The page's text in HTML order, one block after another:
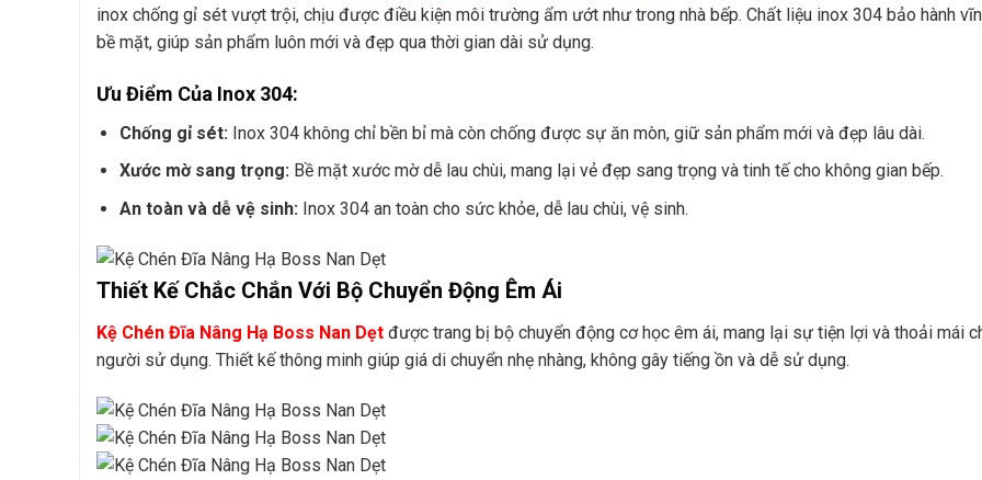
inox chống gỉ sét vượt trội, chịu được điều kiện môi trường ẩm ướt như trong nhà bếp. Chất liệu inox 304 bảo hành
bề mặt, giúp sản phẩm luôn mới và đẹp qua thời gian dài sử dụng.
Ưu Điểm Của Inox 304:
Chống gỉ sét: Inox 304 không chỉ bền bỉ mà còn chống được sự ăn mòn, giữ sản phẩm mới và đẹp lâu dài.
Xước mờ sang trọng: Bề mặt xước mờ dễ lau chùi, mang lại vẻ đẹp sang trọng và tinh tế cho không gian bếp.
An toàn và dễ vệ sinh: Inox 304 an toàn cho sức khỏe, dễ lau chùi, vệ sinh.
Thiết Kế Chắc Chắn Với Bộ Chuyển Động Êm Ái
Kệ Chén Đĩa Nâng Hạ Boss Nan Dẹt được trang bị bộ chuyển động cơ học êm ái, mang lại sự tiện lợi và thoải mái
người sử dụng. Thiết kế thông minh giúp giá di chuyển nhẹ nhàng, không gây tiếng ồn và dễ sử dụng.